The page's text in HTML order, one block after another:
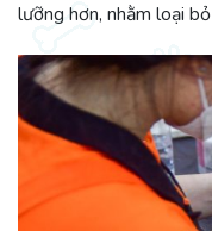
lưỡng hơn, nhằm loại